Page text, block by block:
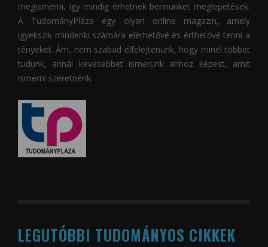
megismerni, így mindig érhetnek bennünket meglepetések.
A TudományPláza egy olyan online magazin, amely
igyekszik mindenki számára elérhetővé és érthetővé tenni a
tényeket. Ám, nem szabad elfelejtenünk, hogy minél többet
tudunk, annál kevesebbet ismerünk ahhoz képest, amit
ismerni szeretnénk.
LEGUTÓBBI TUDOMÁNYOS CIKKEK